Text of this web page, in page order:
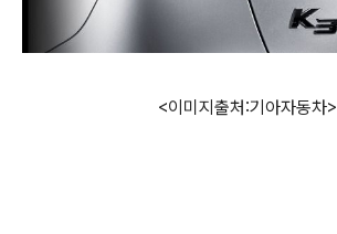
<이미지출처:기아자동차>